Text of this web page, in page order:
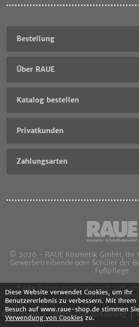
Bestellung
Über RAUE
Katalog bestellen
Privatkunden
Zahlungsarten
© 2026 - RAUE Kosmetik GmbH, Ihr
Gewerbetreibende oder Schüler der
Fußpflege
* Alle Preise verstehen sich zzgl.
Versandkosten
Impressum Datenschutzerklärung
Diese Website verwendet Cookies, um Ihr
Benutzererlebnis zu verbessern. Mit Ihrem
Besuch auf www.raue-shop.de stimmen
Verwendung von Cookies zu.